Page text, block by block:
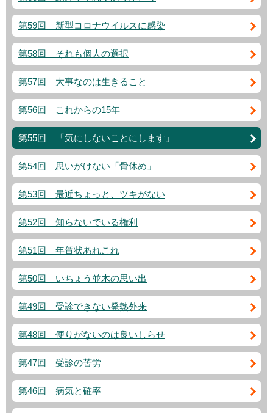
第59回 新型コロナウイルスに感染
第58回 それも個人の選択
第57回 大事なのは生きること
第56回 これからの15年
第55回 「気にしないことにします」
第54回 思いがけない「骨休め」
第53回 最近ちょっと、ツキがない
第52回 知らないでいる権利
第51回 年賀状あれこれ
第50回 いちょう並木の思い出
第49回 受診できない発熱外来
第48回 便りがないのは良いしらせ
第47回 受診の苦労
第46回 病気と確率